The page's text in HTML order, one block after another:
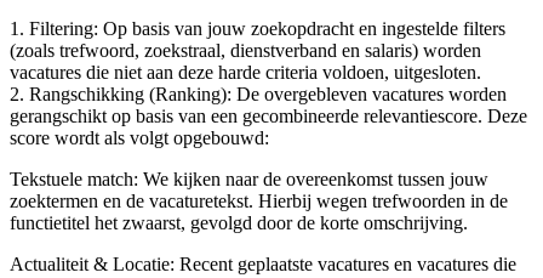
1. Filtering: Op basis van jouw zoekopdracht en ingestelde filters
(zoals trefwoord, zoekstraal, dienstverband en salaris) worden
vacatures die niet aan deze harde criteria voldoen, uitgesloten.
2. Rangschikking (Ranking): De overgebleven vacatures worden
gerangschikt op basis van een gecombineerde relevantiescore. Deze
score wordt als volgt opgebouwd:
Tekstuele match: We kijken naar de overeenkomst tussen jouw
zoektermen en de vacaturetekst. Hierbij wegen trefwoorden in de
functietitel het zwaarst, gevolgd door de korte omschrijving.
Actualiteit & Locatie: Recent geplaatste vacatures en vacatures die